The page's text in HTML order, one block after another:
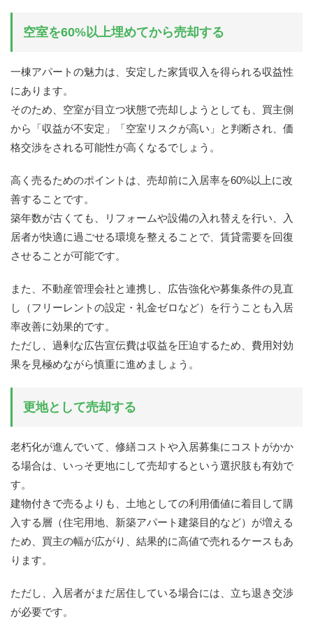
空室を60%以上埋めてから売却する
一棟アパートの魅力は、安定した家賃収入を得られる収益性
にあります。
そのため、空室が目立つ状態で売却しようとしても、買主側
から「収益が不安定」「空室リスクが高い」と判断され、価
格交渉をされる可能性が高くなるでしょう。
高く売るためのポイントは、売却前に入居率を60%以上に改
善することです。
築年数が古くても、リフォームや設備の入れ替えを行い、入
居者が快適に過ごせる環境を整えることで、賃貸需要を回復
させることが可能です。
また、不動産管理会社と連携し、広告強化や募集条件の見直
し（フリーレントの設定・礼金ゼロなど）を行うことも入居
率改善に効果的です。
ただし、過剰な広告宣伝費は収益を圧迫するため、費用対効
果を見極めながら慎重に進めましょう。
更地として売却する
老朽化が進んでいて、修繕コストや入居募集にコストがかか
る場合は、いっそ更地にして売却するという選択肢も有効で
す。
建物付きで売るよりも、土地としての利用価値に着目して購
入する層（住宅用地、新築アパート建築目的など）が増える
ため、買主の幅が広がり、結果的に高値で売れるケースもあ
ります。
ただし、入居者がまだ居住している場合には、立ち退き交渉
が必要です。